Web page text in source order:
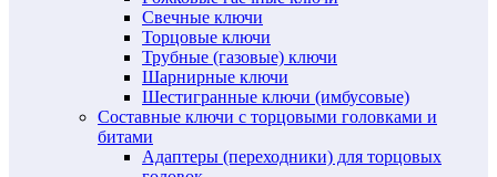
Свечные ключи
Торцовые ключи
Трубные (газовые) ключи
Шарнирные ключи
Шестигранные ключи (имбусовые)
Составные ключи с торцовыми головками и
битами
Адаптеры (переходники) для торцовых